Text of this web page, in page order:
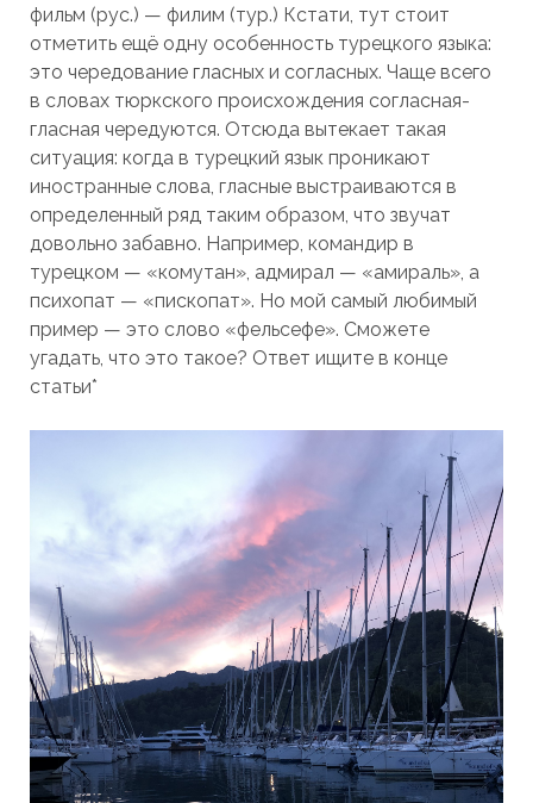
фильм (рус.) — филим (тур.) Кстати, тут стоит
отметить ещё одну особенность турецкого языка:
это чередование гласных и согласных. Чаще всего
в словах тюркского происхождения согласная-
гласная чередуются. Отсюда вытекает такая
ситуация: когда в турецкий язык проникают
иностранные слова, гласные выстраиваются в
определенный ряд таким образом, что звучат
довольно забавно. Например, командир в
турецком — «комутан», адмирал — «амираль», а
психопат — «пископат». Но мой самый любимый
пример — это слово «фельсефе». Сможете
угадать, что это такое? Ответ ищите в конце
статьи*